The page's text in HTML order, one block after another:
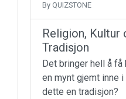
By QUIZSTONE
Religion, Kultur
Tradisjon
Det bringer hell å
en mynt gjemt inne
dette en tradisjon?